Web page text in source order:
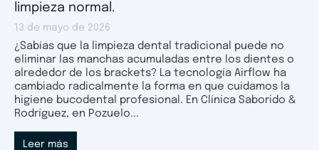
limpieza normal.
13 de mayo de 2026
¿Sabías que la limpieza dental tradicional puede no
eliminar las manchas acumuladas entre los dientes o
alrededor de los brackets? La tecnología Airflow ha
cambiado radicalmente la forma en que cuidamos la
higiene bucodental profesional. En Clínica Saborido &
Rodríguez, en Pozuelo...
Leer más